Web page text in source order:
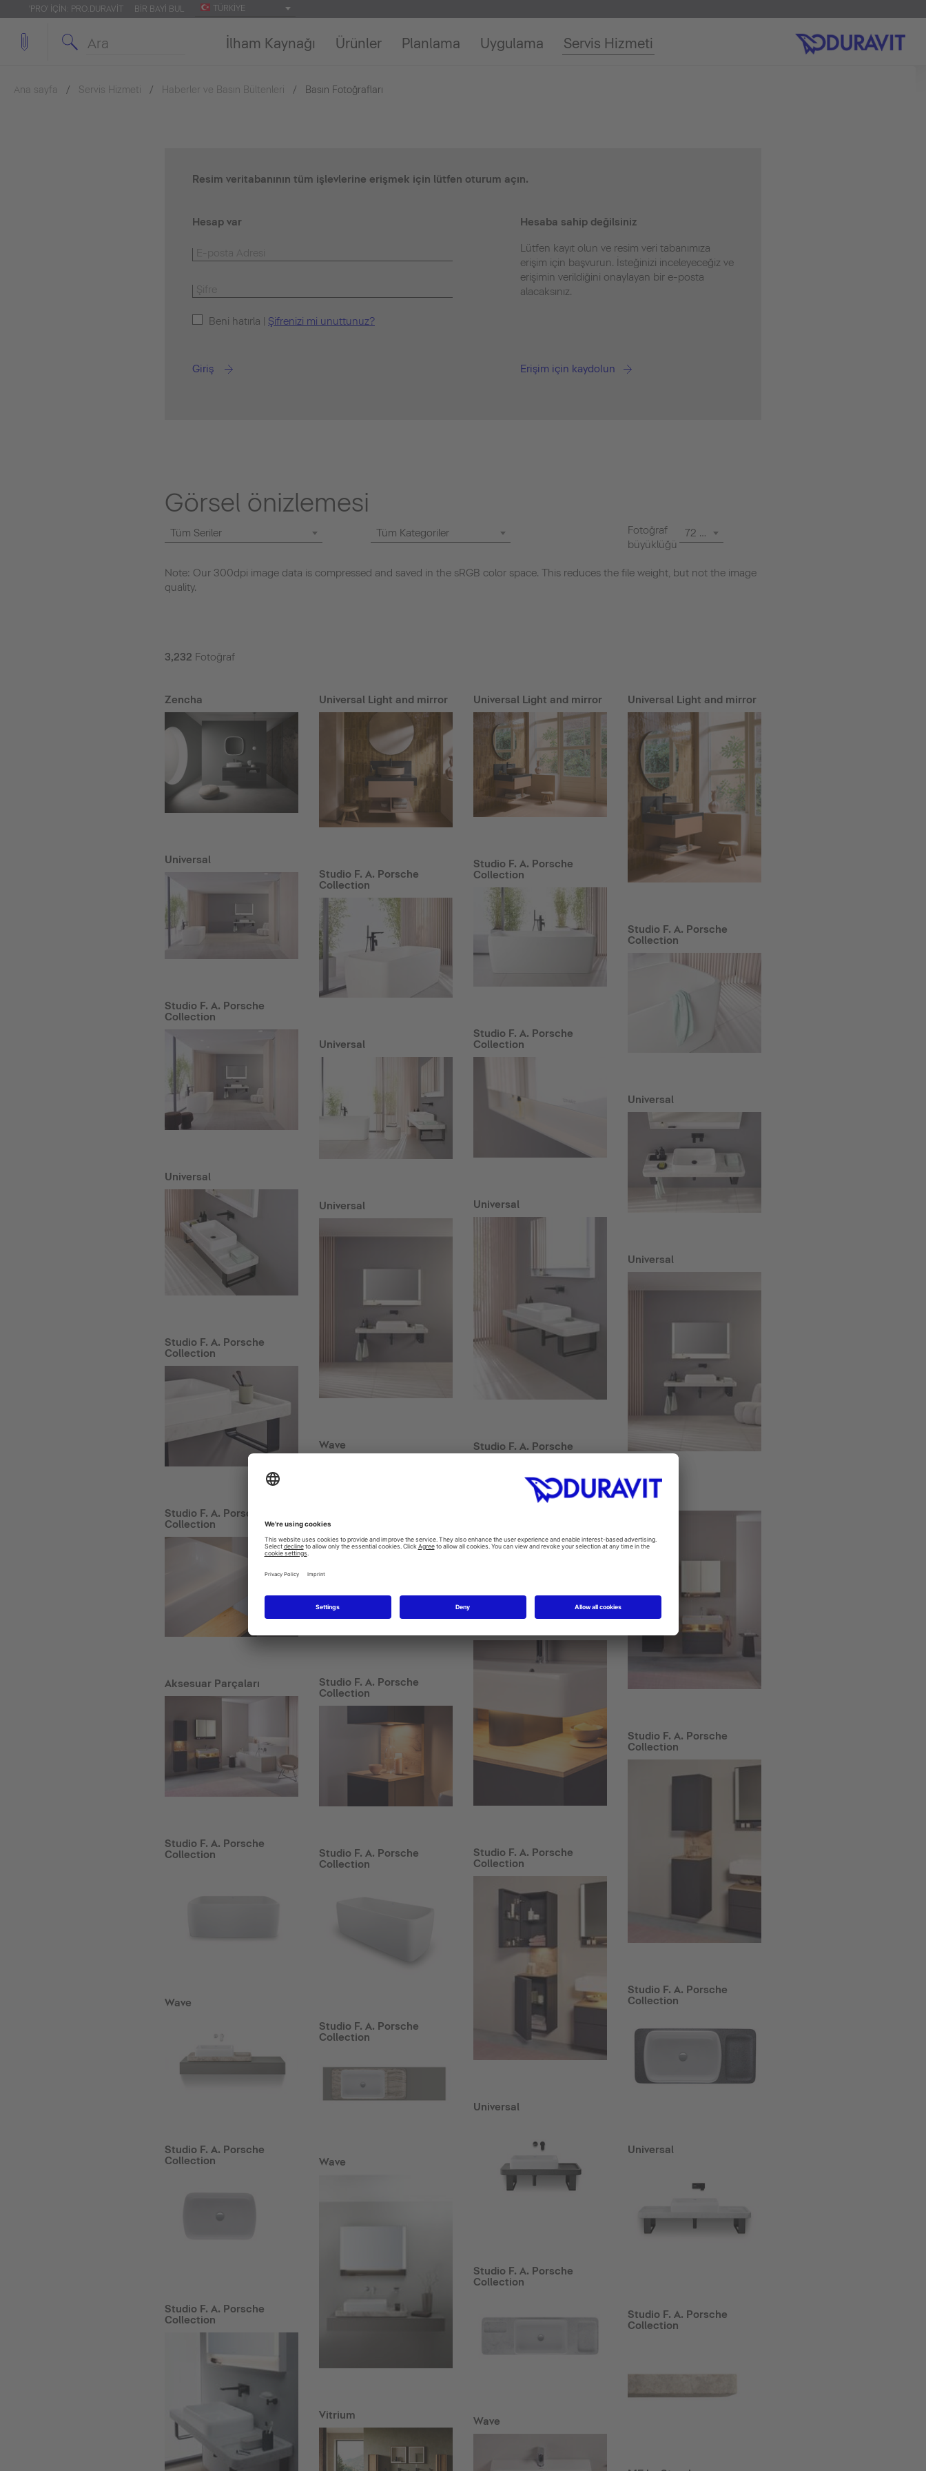
'PRO' IÇIN: PRO.DURAVIT BIR BAYI BUL TÜRKIYE
İlham Kaynağı Ürünler Planlama Uygulama Servis Hizmeti
Ana sayfa Servis Hizmeti Haberler ve Basın Bültenleri Basın Fotoğrafları
Resim veritabanının tüm işlevlerine erişmek için lütfen oturum açın.
Hesap var
Beni hatırla | Şifrenizi mi unuttunuz?
Hesaba sahip değilsiniz
Lütfen kayıt olun ve resim veri tabanımıza
erişim için başvurun. İsteğinizi inceleyeceğiz ve
erişimin verildiğini onaylayan bir e-posta
alacaksınız.
Giriş Erişim için kaydolun
Görsel önizlemesi
Tüm Seriler Tüm Kategoriler
Fotoğraf
büyüklüğü
72 dpi
Note: Our 300dpi image data is compressed and saved in the sRGB color space. This reduces the file weight, but not the image
quality.
3,232 Fotoğraf
Zencha
Universal
Studio F. A. Porsche
Collection
Universal
Studio F. A. Porsche
Collection
Studio F. A. Porsche
Collection
Aksesuar Parçaları
Studio F. A. Porsche
Collection
Wave
Studio F. A. Porsche
Collection
Studio F. A. Porsche
Collection
Universal Light and mirror
Studio F. A. Porsche
Collection
Universal
Universal
Wave
Studio F. A. Porsche
Collection
Studio F. A. Porsche
Collection
Studio F. A. Porsche
Collection
Wave
Vitrium
Universal Light and mirror
Studio F. A. Porsche
Collection
Studio F. A. Porsche
Collection
Universal
Studio F. A. Porsche
Collection
Studio F. A. Porsche
Studio F. A. Porsche
Collection
Universal
Studio F. A. Porsche
Collection
Wave
Universal Light and mirror
Studio F. A. Porsche
Collection
Universal
Universal
Wave
Studio F. A. Porsche
Collection
Studio F. A. Porsche
Collection
Universal
Studio F. A. Porsche
Collection